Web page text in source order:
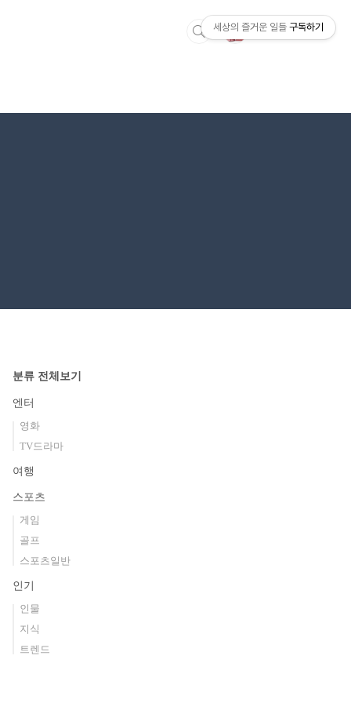
분류 전체보기
엔터
영화
TV드라마
여행
스포츠
게임
골프
스포츠일반
인기
인물
지식
트렌드
세상의 즐거운 일들 구독하기